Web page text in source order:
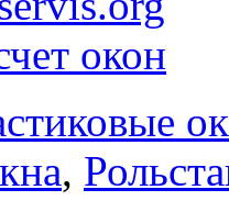
окон
,